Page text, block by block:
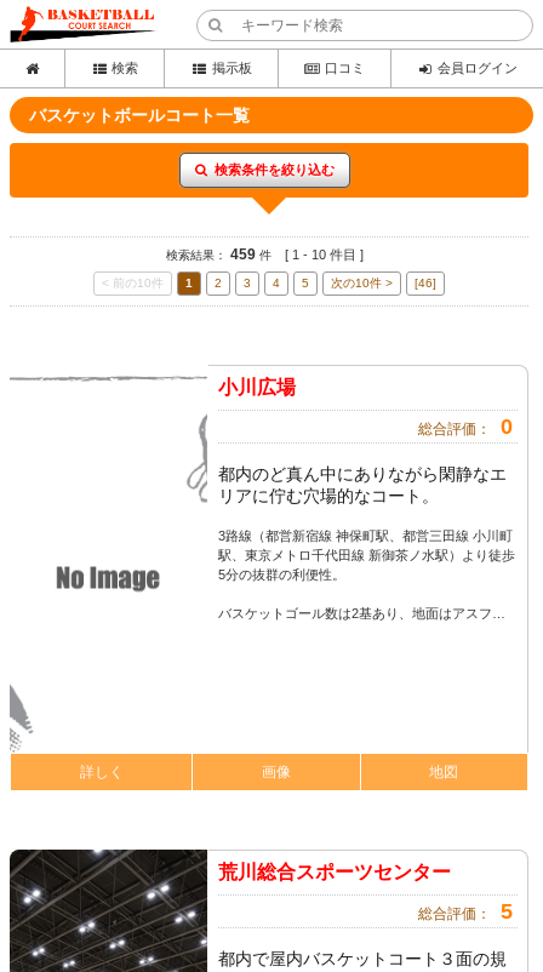
検索 掲示板 口コミ 会員ログイン
バスケットボールコート一覧
検索条件を絞り込む
検索結果： 459 件 [ 1 - 10 件目 ]
< 前の10件 1 2 3 4 5 次の10件 > [46]
小川広場
総合評価： 0
都内のど真ん中にありながら閑静なエ
リアに佇む穴場的なコート。
3路線（都営新宿線 神保町駅、都営三田線 小川町
駅、東京メトロ千代田線 新御茶ノ水駅）より徒歩
5分の抜群の利便性。
バスケットゴール数は2基あり、地面はアスフ…
詳しく 画像 地図
荒川総合スポーツセンター
総合評価： 5
都内で屋内バスケットコート３面の規